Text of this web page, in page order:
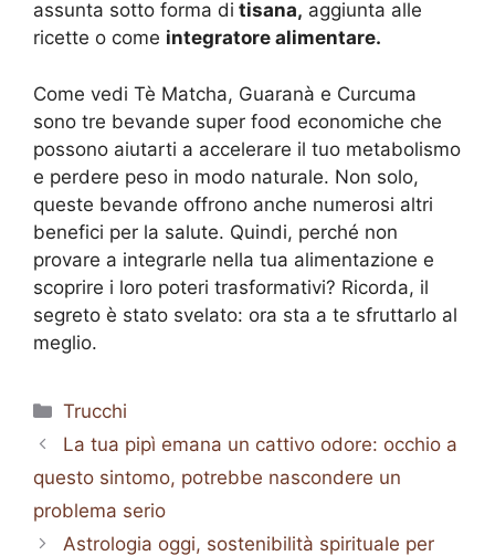
assunta sotto forma di tisana, aggiunta alle
ricette o come integratore alimentare.
Come vedi Tè Matcha, Guaranà e Curcuma
sono tre bevande super food economiche che
possono aiutarti a accelerare il tuo metabolismo
e perdere peso in modo naturale. Non solo,
queste bevande offrono anche numerosi altri
benefici per la salute. Quindi, perché non
provare a integrarle nella tua alimentazione e
scoprire i loro poteri trasformativi? Ricorda, il
segreto è stato svelato: ora sta a te sfruttarlo al
meglio.
Categorie
Trucchi
La tua pipì emana un cattivo odore: occhio a
questo sintomo, potrebbe nascondere un
problema serio
Astrologia oggi, sostenibilità spirituale per